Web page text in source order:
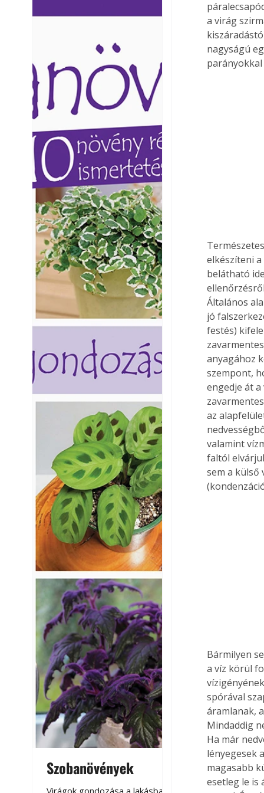
Ezermester
Laptapir kényelmes
mert: – t
Szobanövények
Virágoskert:
teraszon,
a virág
nagyságú
elkészíteni
belátható
Általános
jó
festés)
anyagához
szempont,
engedje át
az
valamint
faltól
sem a külső
Bármilyen
a víz körül
spórával
áramlanak,
Mindaddig
Ha már
lényegesek
magasabb
esetleg le is